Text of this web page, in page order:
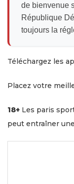
de bienvenue
République
toujours la
Téléchargez les
Placez votre
18+ Les paris
peut entraîner